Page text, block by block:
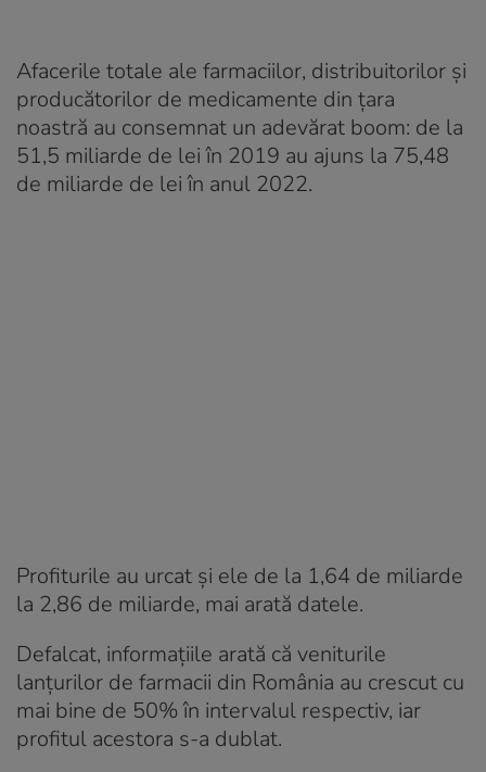
Afacerile totale ale farmaciilor, distribuitorilor și
producătorilor de medicamente din țara
noastră au consemnat un adevărat boom: de la
51,5 miliarde de lei în 2019 au ajuns la 75,48
de miliarde de lei în anul 2022.
Profiturile au urcat și ele de la 1,64 de miliarde
la 2,86 de miliarde, mai arată datele.
Defalcat, informațiile arată că veniturile
lanțurilor de farmacii din România au crescut cu
mai bine de 50% în intervalul respectiv, iar
profitul acestora s-a dublat.